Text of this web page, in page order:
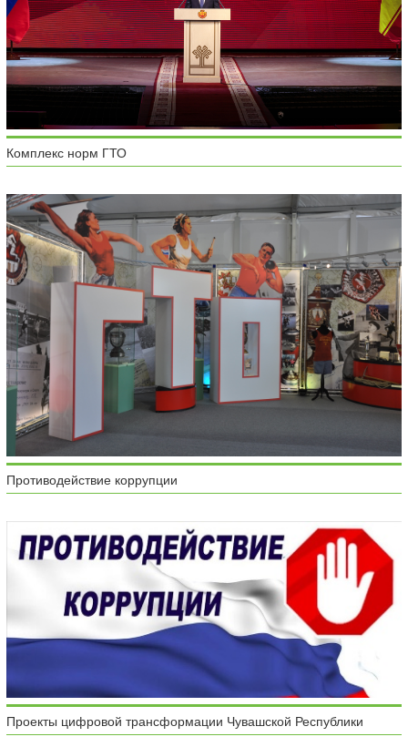
Комплекс норм ГТО
Противодействие коррупции
Проекты цифровой трансформации Чувашской Республики